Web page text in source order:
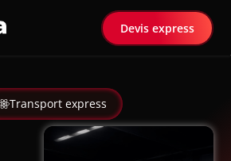
Devis express
Transport express